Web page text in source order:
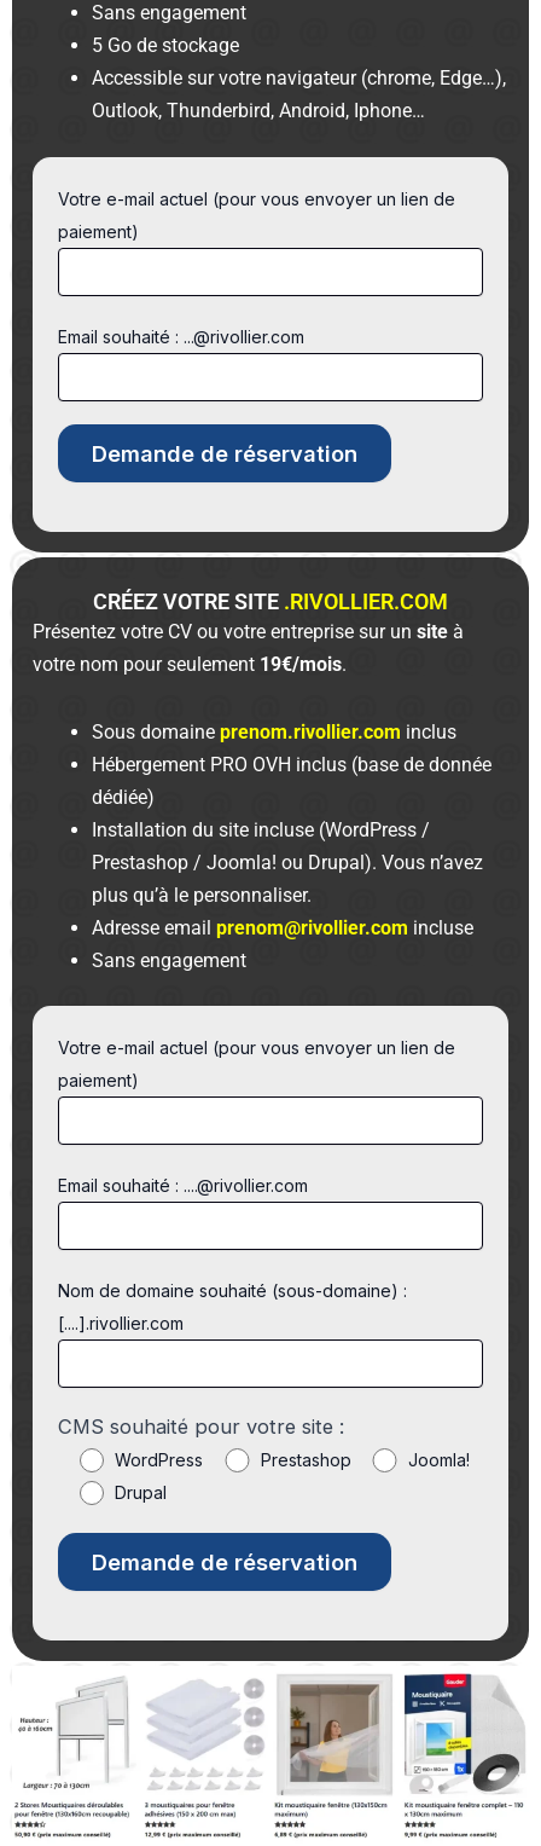
Sans engagement
5 Go de stockage
Accessible sur votre navigateur (chrome, Edge…),
Outlook, Thunderbird, Android, Iphone…
Votre e-mail actuel (pour vous envoyer un lien de
paiement)
Email souhaité : ...@rivollier.com
CRÉEZ VOTRE SITE .RIVOLLIER.COM
Présentez votre CV ou votre entreprise sur unsite à
votre nom pour seulement 19€/mois.
Sous domaineprenom.rivollier.com inclus
Hébergement PRO OVH inclus (base de donnée
dédiée)
Installation du site incluse (WordPress /
Prestashop / Joomla! ou Drupal). Vous n’avez
plus qu’à le personnaliser.
Adresse emailprenom@rivollier.com incluse
Sans engagement
Votre e-mail actuel (pour vous envoyer un lien de
paiement)
Email souhaité : ....@rivollier.com
Nom de domaine souhaité (sous-domaine) :
[....].rivollier.com
CMS souhaité pour votre site :
WordPress Prestashop
Joomla!
Drupal